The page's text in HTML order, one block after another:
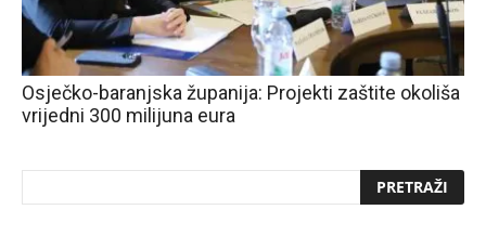
Osječko-baranjska županija: Projekti zaštite okoliša
vrijedni 300 milijuna eura